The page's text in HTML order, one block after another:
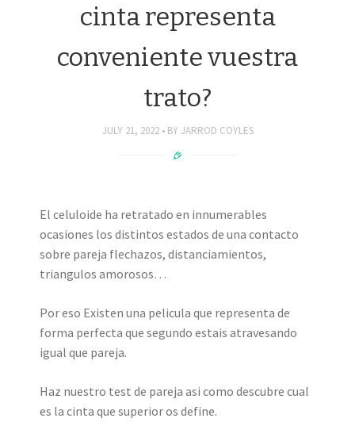
cinta representa
conveniente vuestra
trato?
JULY 21, 2022 BY JARROD COYLES
El celuloide ha retratado en innumerables
ocasiones los distintos estados de una contacto
sobre pareja flechazos, distanciamientos,
triangulos amorosos…
Por eso Existen una pelicula que representa de
forma perfecta que segundo estais atravesando
igual que pareja.
Haz nuestro test de pareja asi­ como descubre cual
es la cinta que superior os define.